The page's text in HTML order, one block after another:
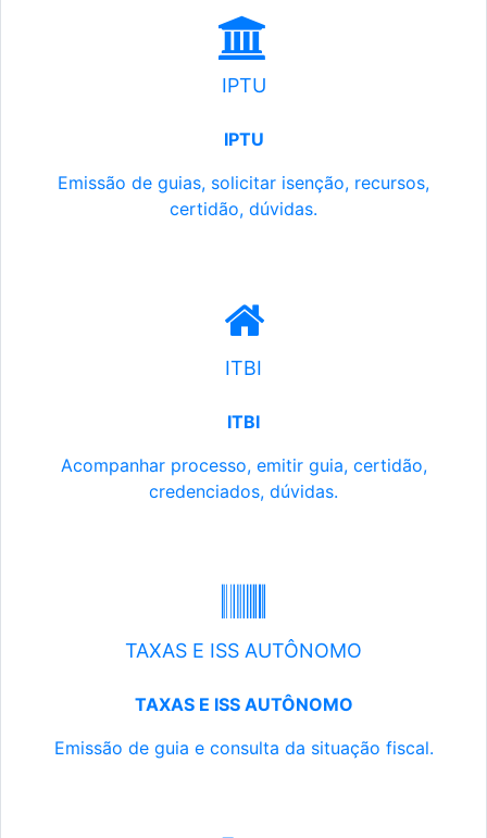
IPTU
IPTU
Emissão de guias, solicitar isenção, recursos,
certidão, dúvidas.
ITBI
ITBI
Acompanhar processo, emitir guia, certidão,
credenciados, dúvidas.
TAXAS E ISS AUTÔNOMO
TAXAS E ISS AUTÔNOMO
Emissão de guia e consulta da situação fiscal.